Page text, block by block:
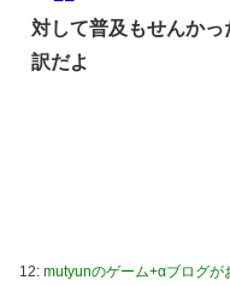
対して普及もせんか
訳だよ
12: mutyunのゲーム+αブログが